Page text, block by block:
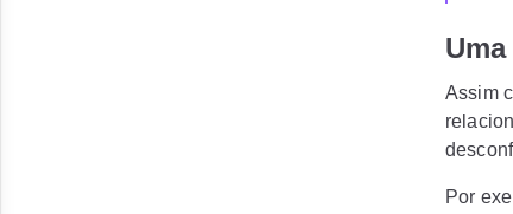
Assim
Por